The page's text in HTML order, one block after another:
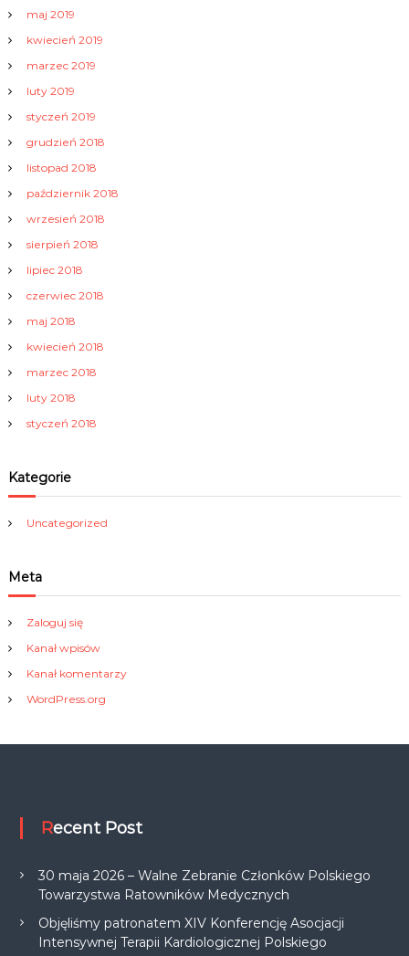
maj 2019
kwiecień 2019
marzec 2019
luty 2019
styczeń 2019
grudzień 2018
listopad 2018
październik 2018
wrzesień 2018
sierpień 2018
lipiec 2018
czerwiec 2018
maj 2018
kwiecień 2018
marzec 2018
luty 2018
styczeń 2018
Kategorie
Uncategorized
Meta
Zaloguj się
Kanał wpisów
Kanał komentarzy
WordPress.org
Recent Post
30 maja 2026 – Walne Zebranie Członków Polskiego
Towarzystwa Ratowników Medycznych
Objęliśmy patronatem XIV Konferencję Asocjacji
Intensywnej Terapii Kardiologicznej Polskiego